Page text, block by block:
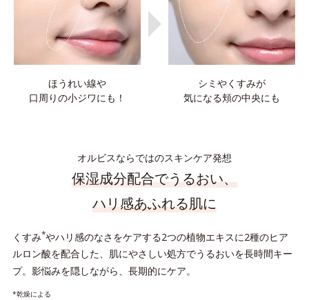
ほうれい線や
口周りの小ジワにも！
シミやくすみが
気になる頬の中央にも
オルビスならではのスキンケア発想
保湿成分配合でうるおい、
ハリ感あふれる肌に
くすみ*やハリ感のなさをケアする2つの植物エキスに2種のヒア
ルロン酸を配合した、肌にやさしい処方でうるおいを長時間キー
プ。影悩みを隠しながら、長期的にケア。
*乾燥による